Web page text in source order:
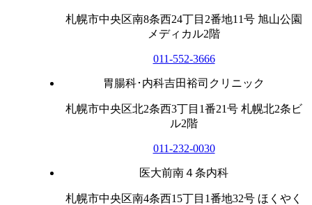
札幌市中央区南8条西24丁目2番地11号 旭山公園
メディカル2階
011-552-3666
胃腸科･内科吉田裕司クリニック
札幌市中央区北2条西3丁目1番21号 札幌北2条ビ
ル2階
011-232-0030
医大前南４条内科
札幌市中央区南4条西15丁目1番地32号 ほくやく